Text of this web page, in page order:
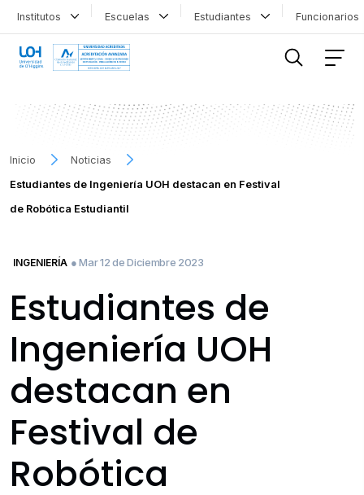
Institutos Escuelas Estudiantes
Inicio
Noticias
Estudiantes de Ingeniería UOH destacan en Festival
de Robótica Estudiantil
INGENIERÍA ● Mar 12 de Diciembre 2023
Estudiantes de
Ingeniería UOH
destacan en
Festival de
Robótica